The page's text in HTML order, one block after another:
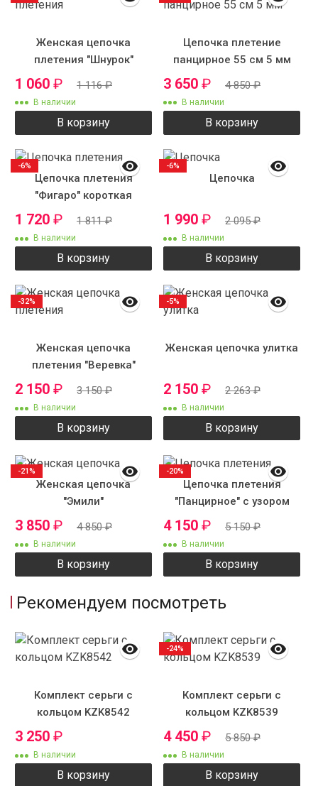
Женская цепочка
плетения "Шнурок"
1 060 ₽ 1 116₽
В наличии
В корзину
Цепочка плетение
панцирное 55 см 5 мм
3 650 ₽ 4 850₽
В наличии
В корзину
Цепочка плетения
"Фигаро" короткая
1 720 ₽ 1 811₽
В наличии
В корзину
-6%
Цепочка
1 990 ₽ 2 095₽
В наличии
В корзину
-6%
Женская цепочка
плетения "Веревка"
2 150 ₽ 3 150₽
В наличии
В корзину
-32%
Женская цепочка улитка
2 150 ₽ 2 263₽
В наличии
В корзину
-5%
Женская цепочка
"Эмили"
3 850 ₽ 4 850₽
В наличии
В корзину
-21%
Цепочка плетения
"Панцирное" с узором
4 150 ₽ 5 150₽
В наличии
В корзину
-20%
Рекомендуем посмотреть
Комплект серьги с
кольцом KZK8542
3 250 ₽
В наличии
В корзину
Комплект серьги с
кольцом KZK8539
4 450 ₽ 5 850₽
В наличии
В корзину
-24%